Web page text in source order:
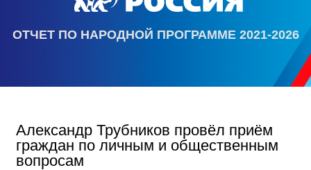
ОТЧЕТ ПО НАРОДНОЙ ПРОГРАММЕ 2021-2026
Александр Трубников провёл приём
граждан по личным и общественным
вопросам